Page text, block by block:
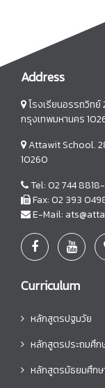
Address
โรงเรียนอรรถวิท
กรุงเทพมหานคร
Attawit School.
10260
Tel: 02 744 8818-
Fax: 02 393
E-Mail:
Curriculum
หลักสูตรปฐมวัย
หลักสูตรประถมศึก
หลักสูตรมัธยมศึกษ